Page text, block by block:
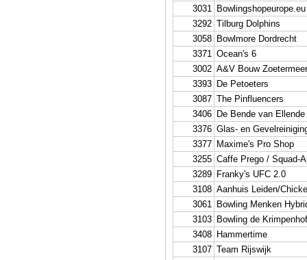
3031
3292 Tilburg Dolphins
3058 Bowlmore Dordrecht
3371 Ocean's 6
3002 A&V Bouw Zoetermeer
3393 De Petoeters
3087 The Pinfluencers
3406 De Bende van Ellende
3376 Glas- en
3377 Maxime's Pro Shop
3255 Caffe Prego / Squad-
3289 Franky's UFC 2.0
3108 Aanhuis Leiden/
3061 Bowling Menken
3103 Bowling de Krimpenhof
3408 Hammertime
3107 Team Rijswijk